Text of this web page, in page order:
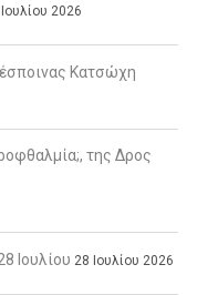
2026
Κατσώχη
της Δρος
Ιουλίου 28 Ιουλίου 2026